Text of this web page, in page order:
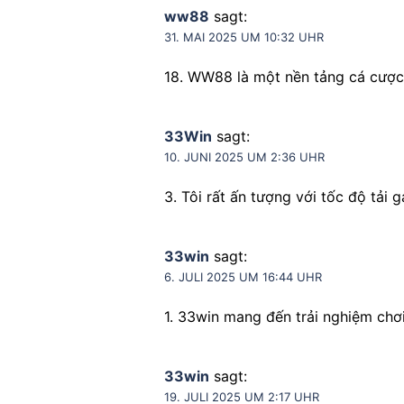
ww88 sagt:
31. MAI 2025 UM 10:32 UHR
18. WW88 là một nền tảng cá
33Win sagt:
10. JUNI 2025 UM 2:36 UHR
3. Tôi rất ấn tượng với tốc độ tải
33win sagt:
6. JULI 2025 UM 16:44 UHR
1. 33win mang đến trải nghiệm
33win sagt:
19. JULI 2025 UM 2:17 UHR